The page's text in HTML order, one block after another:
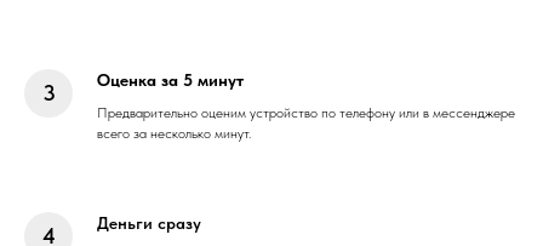
Оценка за 5 минут
Предварительно оценим устройство по телефону или в мессенджере
всего за несколько минут.
Деньги сразу